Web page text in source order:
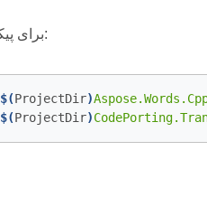
برای پیکربندی اشکال زدایی:
$(ProjectDir)
$(ProjectDir)